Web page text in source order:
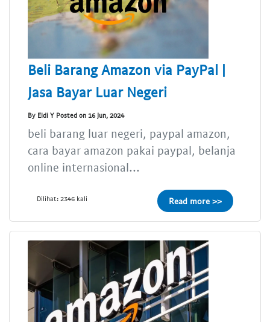
Beli Barang Amazon via PayPal |
Jasa Bayar Luar Negeri
By Eldi Y Posted on 16 Jun, 2024
beli barang luar negeri, paypal amazon,
cara bayar amazon pakai paypal, belanja
online internasional...
Dilihat: 2346 kali Read more >>